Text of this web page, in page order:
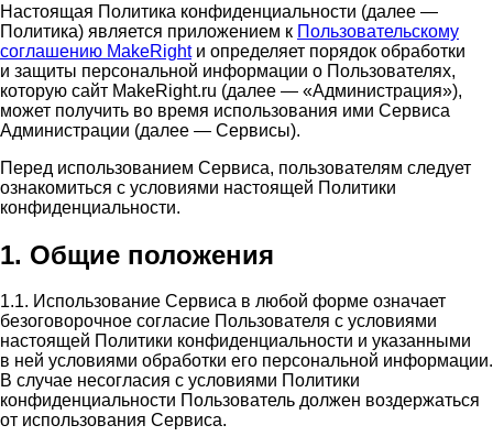
Настоящая Политика конфиденциальности (далее —
Политика) является приложением к Пользовательскому
соглашению MakeRightи определяет порядок обработки
и защиты персональной информации о Пользователях,
которую сайт MakeRight.ru (далее — «Администрация»),
может получить во время использования ими Cервиса
Администрации (далее — Сервисы).
Перед использованием Сервиса, пользователям следует
ознакомиться с условиями настоящей Политики
конфиденциальности.
1. Общие положения
1.1. Использование Сервиса в любой форме означает
безоговорочное согласие Пользователя с условиями
настоящей Политики конфиденциальности и указанными
в ней условиями обработки его персональной информации.
В случае несогласия с условиями Политики
конфиденциальности Пользователь должен воздержаться
от использования Сервиса.